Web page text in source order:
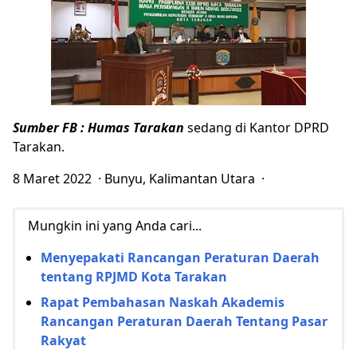
Sumber FB : Humas Tarakan sedang di Kantor DPRD
Tarakan.
8 Maret 2022 · Bunyu, Kalimantan Utara ·
Mungkin ini yang Anda cari...
Menyepakati Rancangan Peraturan Daerah
tentang RPJMD Kota Tarakan
Rapat Pembahasan Naskah Akademis
Rancangan Peraturan Daerah Tentang Pasar
Rakyat